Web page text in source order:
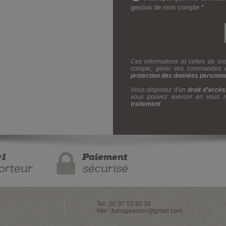
gestion de mon compte *
Ces informations et celles de
compte, gérer vos commandes
protection des données
Vous disposez d'un droit d'accès
vous pouvez exercer en
traitement
Tel : 02 97 53 80 18
Mél :fumagearzon@gmail.com